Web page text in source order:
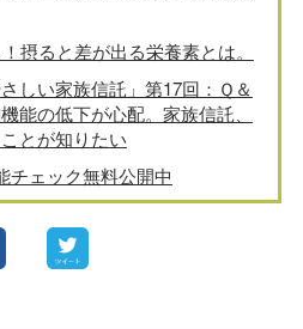
摂ると差が出る栄養素とは。
しい家族信託」第17回：Ｑ＆
能の低下が心配。家族信託、
とが知りたい
チェック無料公開中